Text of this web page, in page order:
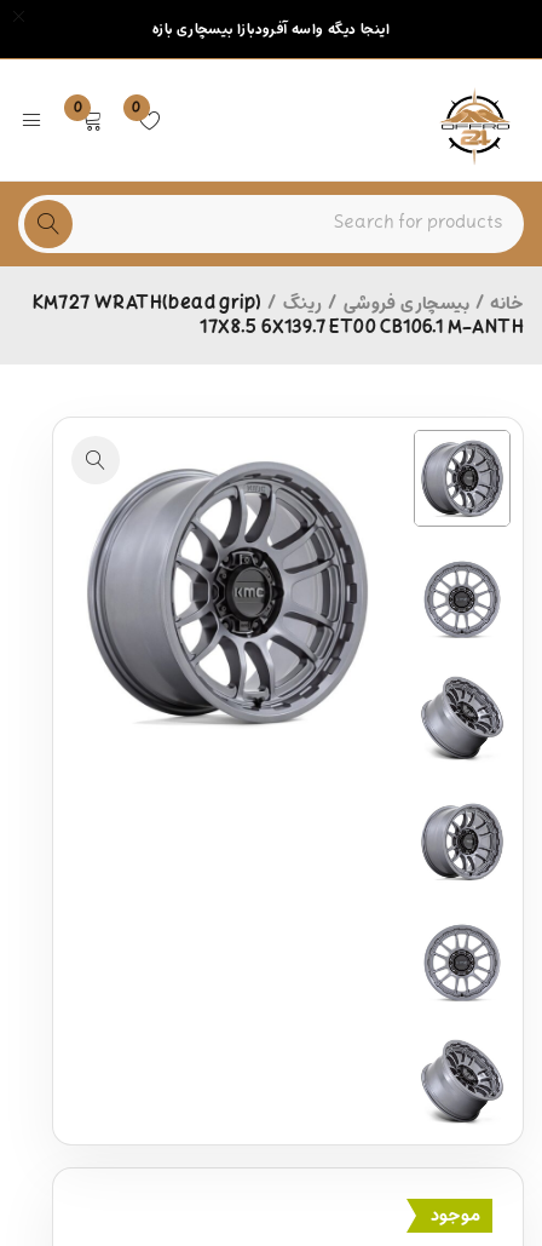
اینجا دیگه واسه آفرودبازا بیسچاری بازه
0
0
خانه / بیسچاری فروشی / رینگ /
KM727 WRATH(bead grip)
17X8.5 6X139.7 ET00 CB106.1 M-ANTH
موجود